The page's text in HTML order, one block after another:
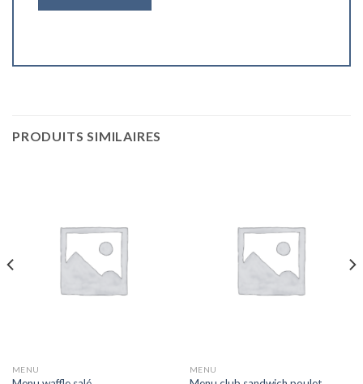
PRODUITS SIMILAIRES
MENU MENU